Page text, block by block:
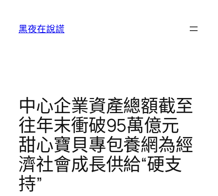
黑夜在說謊
中心企業資產總額截至
往年末衝破95萬億元
甜心寶貝專包養網為經
濟社會成長供給“硬支
持”